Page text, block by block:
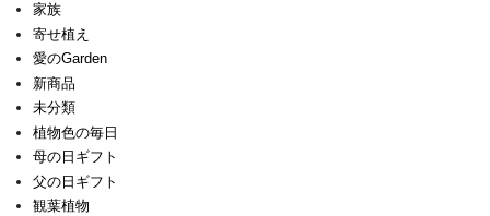
家族
寄せ植え
愛のGarden
新商品
未分類
植物色の毎日
母の日ギフト
父の日ギフト
観葉植物